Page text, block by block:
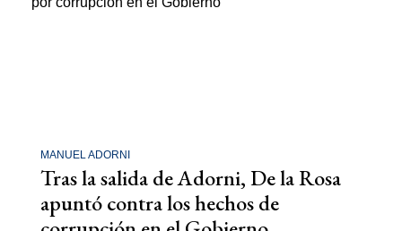
MANUEL ADORNI
Tras la salida de Adorni, De la Rosa
apuntó contra los hechos de